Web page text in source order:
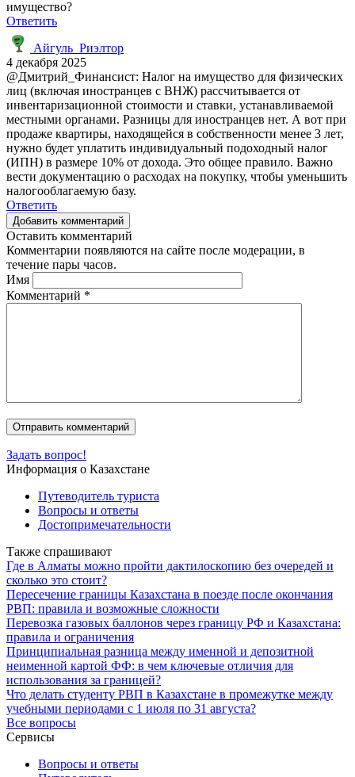
имущество?
Ответить
Айгуль_Риэлтор
4 декабря 2025
@Дмитрий_Финансист: Налог на имущество для физических
лиц (включая иностранцев с ВНЖ) рассчитывается от
инвентаризационной стоимости и ставки, устанавливаемой
местными органами. Разницы для иностранцев нет. А вот при
продаже квартиры, находящейся в собственности менее 3 лет,
нужно будет уплатить индивидуальный подоходный налог
(ИПН) в размере 10% от дохода. Это общее правило. Важно
вести документацию о расходах на покупку, чтобы уменьшить
налогооблагаемую базу.
Ответить
Добавить комментарий
Оставить комментарий
Комментарии появляются на сайте после модерации, в
течение пары часов.
Имя
Комментарий *
Задать вопрос!
Информация о Казахстане
Путеводитель туриста
Вопросы и ответы
Достопримечательности
Также спрашивают
Где в Алматы можно пройти дактилоскопию без очередей и
сколько это стоит?
Пересечение границы Казахстана в поезде после окончания
РВП: правила и возможные сложности
Перевозка газовых баллонов через границу РФ и Казахстана:
правила и ограничения
Принципиальная разница между именной и депозитной
неименной картой ФФ: в чем ключевые отличия для
использования за границей?
Что делать студенту РВП в Казахстане в промежутке между
учебными периодами с 1 июля по 31 августа?
Все вопросы
Сервисы
Вопросы и ответы